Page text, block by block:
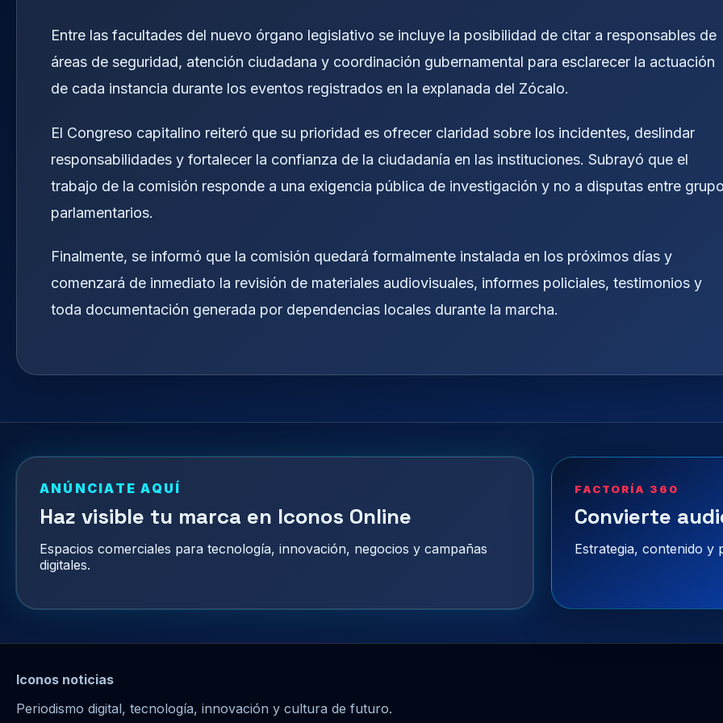
Entre las facultades del nuevo órgano legislativo se incluye la posibilidad de citar a responsables de
áreas de seguridad, atención ciudadana y coordinación gubernamental para esclarecer la actuación
de cada instancia durante los eventos registrados en la explanada del Zócalo.
El Congreso capitalino reiteró que su prioridad es ofrecer claridad sobre los incidentes, deslindar
responsabilidades y fortalecer la confianza de la ciudadanía en las instituciones. Subrayó que el
trabajo de la comisión responde a una exigencia pública de investigación y no a disputas entre
parlamentarios.
Finalmente, se informó que la comisión quedará formalmente instalada en los próximos días y
comenzará de inmediato la revisión de materiales audiovisuales, informes policiales, testimonios y
toda documentación generada por dependencias locales durante la marcha.
ANÚNCIATE AQUÍ
Haz visible tu marca en Iconos Online
Espacios comerciales para tecnología, innovación, negocios y campañas
digitales.
FACTORÍA 360
Convierte
Estrategia, contenido y
Iconos noticias
Periodismo digital, tecnología, innovación y cultura de futuro.